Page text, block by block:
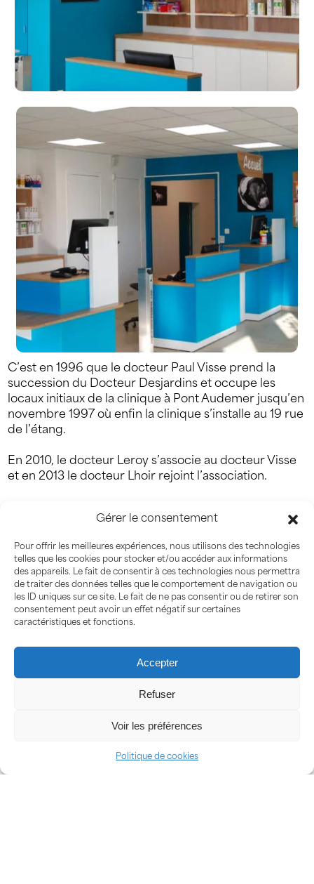
Gérer le consentement
Pour offrir les meilleures expériences, nous utilisons des technologies
telles que les cookies pour stocker et/ou accéder aux informations
des appareils. Le fait de consentir à ces technologies nous permettra
de traiter des données telles que le comportement de navigation ou
les ID uniques sur ce site. Le fait de ne pas consentir ou de retirer son
consentement peut avoir un effet négatif sur certaines
caractéristiques et fonctions.
Accepter
Refuser
Voir les préférences
Politique de cookies
C’est en 1996 que le docteur Paul Visse prend la
succession du Docteur Desjardins et occupe les
locaux initiaux de la clinique à Pont Audemer jusqu’en
novembre 1997 où enfin la clinique s’installe au 19 rue
de l’étang.
En 2010, le docteur Leroy s’associe au docteur Visse
et en 2013 le docteur Lhoir rejoint l’association.
clinique, située à St Philbert sur Risle, dans la vallée
Depuis, les vétérinaires et les assistantes qui
composent l’équipe sont au service de vos animaux
sur les deux sites, Pont Audemer et Saint Philbert sur
Risle.